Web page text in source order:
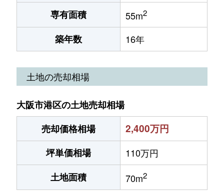
専有面積 55m2
築年数 16年
土地の売却相場
大阪市港区の土地売却相場
売却価格相場
2,400万円
坪単価相場
110万円
土地面積
70m2